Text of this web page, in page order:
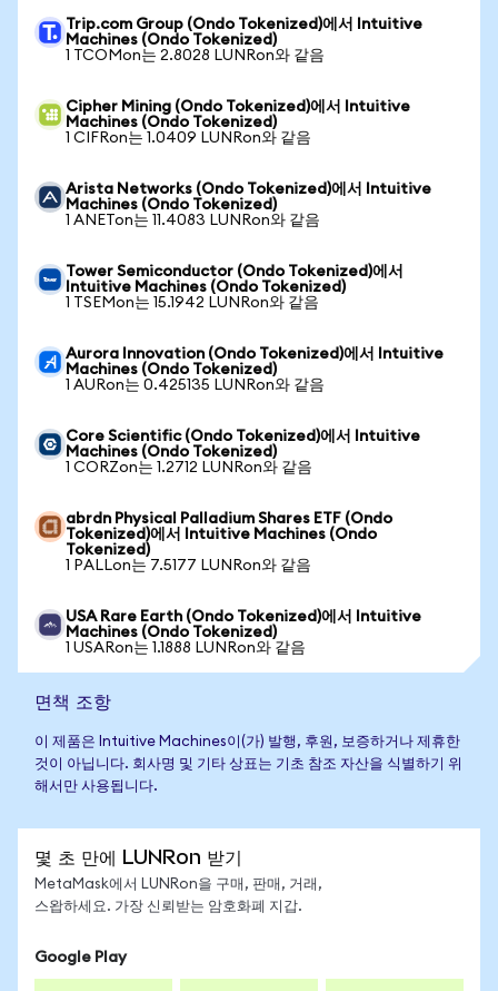
Trip.com Group (Ondo Tokenized)에서 Intuitive
Machines (Ondo Tokenized)
1 TCOMon는 2.8028 LUNRon와 같음
Cipher Mining (Ondo Tokenized)에서 Intuitive
Machines (Ondo Tokenized)
1 CIFRon는 1.0409 LUNRon와 같음
Arista Networks (Ondo Tokenized)에서 Intuitive
Machines (Ondo Tokenized)
1 ANETon는 11.4083 LUNRon와 같음
Tower Semiconductor (Ondo Tokenized)에서
Intuitive Machines (Ondo Tokenized)
1 TSEMon는 15.1942 LUNRon와 같음
Aurora Innovation (Ondo Tokenized)에서 Intuitive
Machines (Ondo Tokenized)
1 AURon는 0.425135 LUNRon와 같음
Core Scientific (Ondo Tokenized)에서 Intuitive
Machines (Ondo Tokenized)
1 CORZon는 1.2712 LUNRon와 같음
abrdn Physical Palladium Shares ETF (Ondo
Tokenized)에서 Intuitive Machines (Ondo
Tokenized)
1 PALLon는 7.5177 LUNRon와 같음
USA Rare Earth (Ondo Tokenized)에서 Intuitive
Machines (Ondo Tokenized)
1 USARon는 1.1888 LUNRon와 같음
면책 조항
이 제품은 Intuitive Machines이(가) 발행, 후원, 보증하거나 제휴한
것이 아닙니다. 회사명 및 기타 상표는 기초 참조 자산을 식별하기 위
해서만 사용됩니다.
몇 초 만에 LUNRon 받기
MetaMask에서 LUNRon을 구매, 판매, 거래,
스왑하세요. 가장 신뢰받는 암호화폐 지갑.
Google Play